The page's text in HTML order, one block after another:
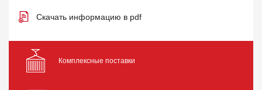
Скачать информацию в pdf
Комплексные поставки